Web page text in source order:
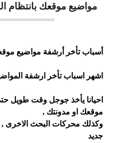
مواضيع موقعك بانتظام
أسباب تأخر أرشفة مواضيع
اشهر اسباب تأخر ارشفة
احيانا يأخذ جوجل وقت طويل
موقعك او مدونتك ,
وكذلك محركات البحث الاخرى
جديد